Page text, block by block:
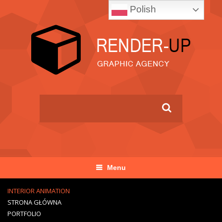
Menu
INTERIOR ANIMATION
STRONA GŁÓWNA
PORTFOLIO
Polish